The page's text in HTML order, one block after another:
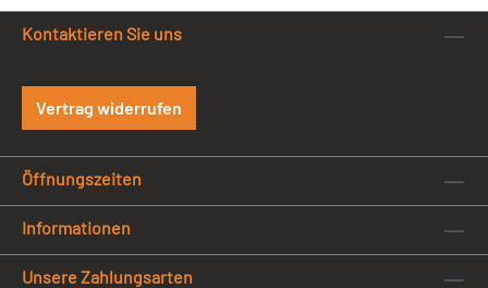
Kontaktieren Sie uns
Vertrag widerrufen
Öffnungszeiten
Informationen
Unsere Zahlungsarten